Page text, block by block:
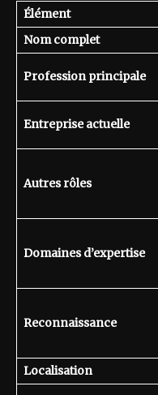
Élément
Nom complet
Profession principale
Entreprise actuelle
Autres rôles
Domaines d’expertise
Reconnaissance
Localisation